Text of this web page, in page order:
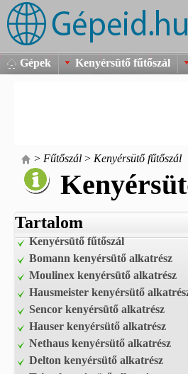
Gépek
Kenyérsütő fűtőszál
> Fűtőszál > Kenyérsütő fűtőszál
Tartalom
Kenyérsütő fűtőszál
Bomann kenyérsütő alkatrész
Moulinex kenyérsütő alkatrész
Hausmeister kenyérsütő
Sencor kenyérsütő alkatrész
Hauser kenyérsütő alkatrész
Nethaus kenyérsütő alkatrész
Delton kenyérsütő alkatrész